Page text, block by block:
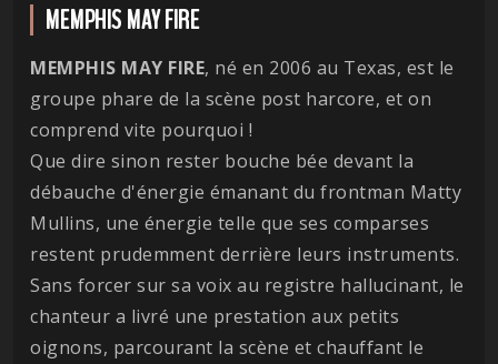
MEMPHIS MAY FIRE
MEMPHIS MAY FIRE, né en 2006 au Texas, est le
groupe phare de la scène post harcore, et on
comprend vite pourquoi !
Que dire sinon rester bouche bée devant la
débauche d'énergie émanant du frontman Matty
Mullins, une énergie telle que ses comparses
restent prudemment derrière leurs instruments.
Sans forcer sur sa voix au registre hallucinant, le
chanteur a livré une prestation aux petits
oignons, parcourant la scène et chauffant le